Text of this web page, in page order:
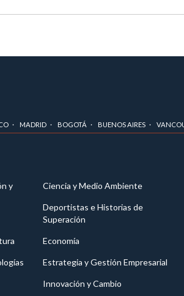
MADRID BOGOTÁ BUENOS AIRES
y
Ciencia y Medio Ambiente
Deportistas e Historias de
Superación
Economía
Estrategia y Gestión Empresarial
Innovación y Cambio